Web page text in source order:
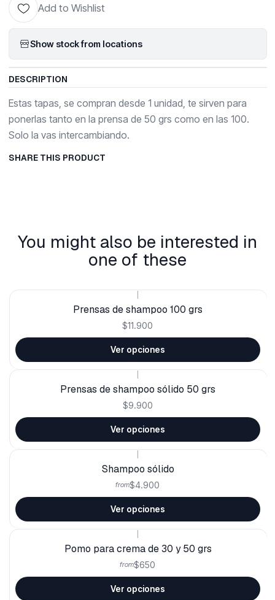
Add to Wishlist
Show stock from locations
DESCRIPTION
Estas tapas, se compran desde 1 unidad, te sirven para
ponerlas tanto en la prensa de 50 grs como en las 100.
Solo la vas intercambiando.
SHARE THIS PRODUCT
You might also be interested in
one of these
Prensas de shampoo 100 grs
$11.900
Ver opciones
Prensas de shampoo sólido 50 grs
$9.900
Ver opciones
Shampoo sólido
from$4.900
Ver opciones
Pomo para crema de 30 y 50 grs
from$650
Ver opciones